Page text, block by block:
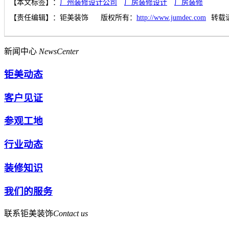
【本文标签】： 广州装修设计公司 厂房装修设计
厂房装修
【责任编辑】： 钜美装饰 版权所有： http://www.jumdec.com 转载
新闻中心 NewsCenter
钜美动态
客户见证
参观工地
行业动态
装修知识
我们的服务
联系钜美装饰Contact us